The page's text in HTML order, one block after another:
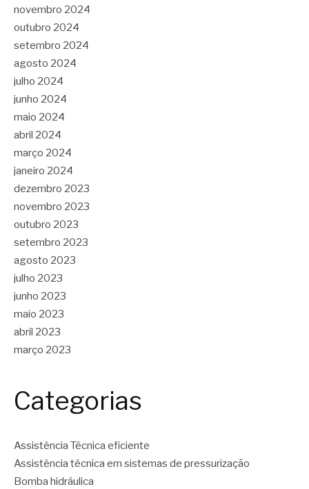
novembro 2024
outubro 2024
setembro 2024
agosto 2024
julho 2024
junho 2024
maio 2024
abril 2024
março 2024
janeiro 2024
dezembro 2023
novembro 2023
outubro 2023
setembro 2023
agosto 2023
julho 2023
junho 2023
maio 2023
abril 2023
março 2023
Categorias
Assistência Técnica eficiente
Assistência técnica em sistemas de pressurização
Bomba hidráulica